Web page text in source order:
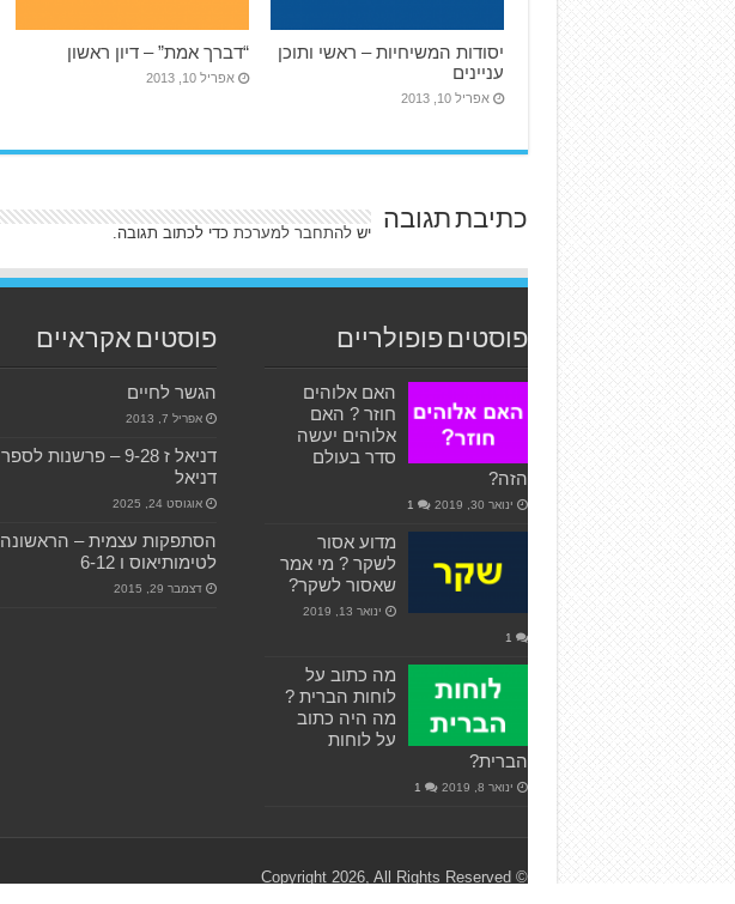
יסודות המשיחיות – ראשי ותוכן
עניינים
אפריל 10, 2013
“דברך אמת” – דיון ראשון
אפריל 10, 2013
כתיבת תגובה ישלהתחבר למערכת כדי לכתוב תגובה.
פוסטים פופולריים
האם אלוהים
חוזר ? האם
אלוהים יעשה
סדר בעולם
הזה?
ינואר 30, 2019 1
מדוע אסור
לשקר ? מי אמר
שאסור לשקר?
ינואר 13, 2019
1
מה כתוב על
לוחות הברית ?
מה היה כתוב
על לוחות
הברית?
ינואר 8, 2019 1
פוסטים אקראיים
הגשר לחיים
אפריל 7, 2013
דניאל ז 9-28 – פרשנות לספר
דניאל
אוגוסט 24, 2025
הסתפקות עצמית – הראשונה
לטימותיאוס ו 6-12
דצמבר 29, 2015
© Copyright 2026, All Rights Reserved